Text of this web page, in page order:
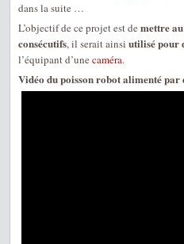
dans la suite …
L’objectif de ce projet est de mettre
consécutifs, il serait ainsi utilisé pour
l’équipant d’une caméra.
Vidéo du poisson robot alimenté par